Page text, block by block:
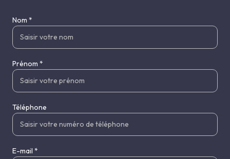
Nom *
Prénom *
Téléphone
E-mail *